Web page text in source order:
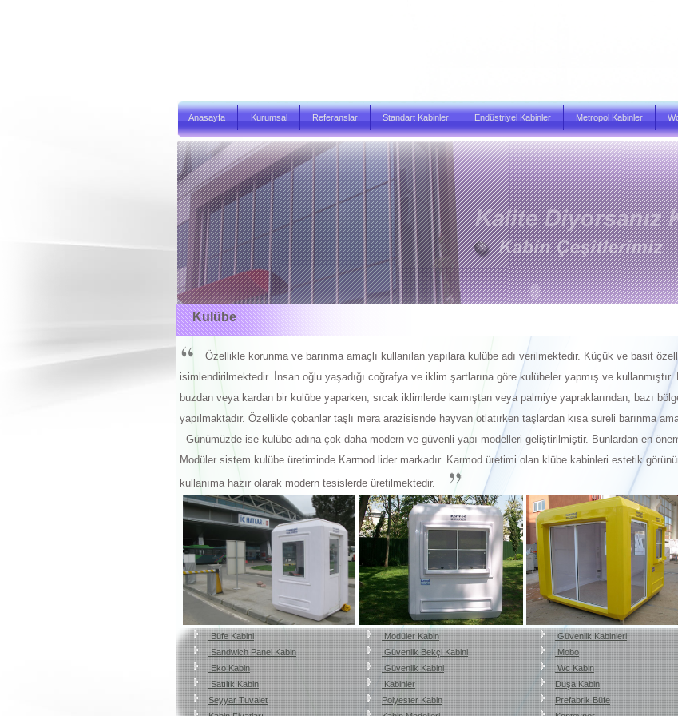
Anasayfa Kurumsal Referanslar Standart Kabinler Endüstriyel Kabinler Metropol Kabinler
Kulübe
Özellikle korunma ve barınma amaçlı kullanılan yapılara kulübe adı verilmektedir. Küçük ve basit
isimlendirilmektedir. İnsan oğlu yaşadığı coğrafya ve iklim şartlarına göre kulübeler yapmış ve
buzdan veya kardan bir kulübe yaparken, sıcak iklimlerde kamıştan veya palmiye yapraklarından, bazı
yapılmaktadır. Özellikle çobanlar taşlı mera arazisisnde hayvan otlatırken taşlardan kısa sureli barınma
Günümüzde ise kulübe adına çok daha modern ve güvenli yapı modelleri geliştirilmiştir. Bunlardan en
Modüler sistem kulübe üretiminde Karmod lider markadır. Karmod üretimi olan klübe kabinleri estetik
kullanıma hazır olarak modern tesislerde üretilmektedir.
Büfe Kabini Modüler Kabin Güvenlik Kabinleri
Sandwich Panel Kabin
Güvenlik Bekçi Kabini Mobo
Eko Kabin
Güvenlik Kabini Wc Kabin
Satılık Kabin
Kabinler Duşa Kabin
Seyyar Tuvalet
Polyester Kabin Prefabrik Büfe